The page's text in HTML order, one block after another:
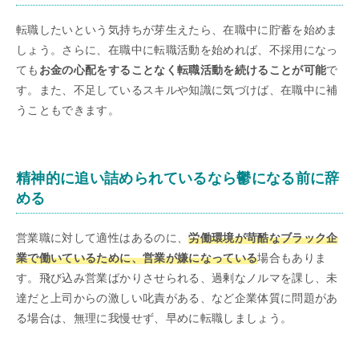
転職したいという気持ちが芽生えたら、在職中に貯蓄を始めま
しょう。さらに、在職中に転職活動を始めれば、不採用になっ
ても お金の心配をすることなく転職活動を続けることが可能で
す。また、不足しているスキルや知識に気づけば、在職中に補
うこともできます。
精神的に追い詰められているなら鬱になる前に辞
める
営業職に対して適性はあるのに、労働環境が苛酷なブラック企
業で働いているために、営業が嫌になっている場合もありま
す。飛び込み営業ばかりさせられる、過剰なノルマを課し、未
達だと上司からの激しい叱責がある、など企業体質に問題があ
る場合は、無理に我慢せず、早めに転職しましょう。